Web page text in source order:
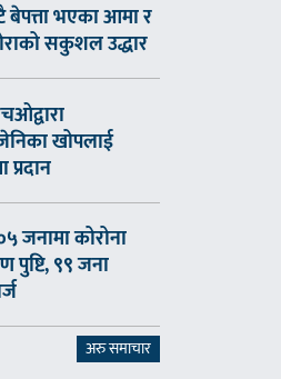
बेपत्ता भएका आमा र
सकुशल उद्धार
खोपलाई
प्रदान
जनामा कोरोना
पुष्टि, ९९ जना
अरु समाचार